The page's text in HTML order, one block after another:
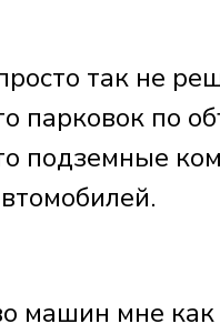
так не
парковок по
подземные
машин мне как